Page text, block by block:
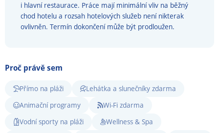
i hlavní restaurace. Práce mají minimální vliv na běžný
chod hotelu a rozsah hotelových služeb není nikterak
ovlivněn. Termín dokončení může být prodloužen.
Proč právě sem
Přímo na pláži
Lehátka a slunečníky zdarma
Animační programy
Wi-Fi zdarma
Vodní sporty na pláži
Wellness & Spa